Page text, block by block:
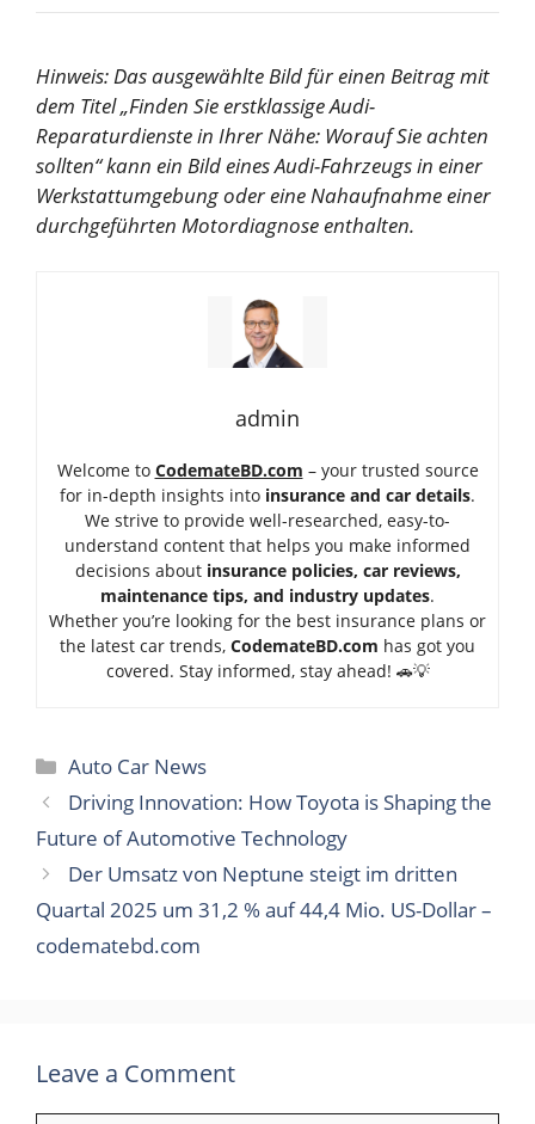
Hinweis: Das ausgewählte Bild für einen Beitrag mit
dem Titel „Finden Sie erstklassige Audi-
Reparaturdienste in Ihrer Nähe: Worauf Sie achten
sollten“ kann ein Bild eines Audi-Fahrzeugs in einer
Werkstattumgebung oder eine Nahaufnahme einer
durchgeführten Motordiagnose enthalten.
admin
Welcome to CodemateBD.com – your trusted source
for in-depth insights into insurance and car details.
We strive to provide well-researched, easy-to-
understand content that helps you make informed
decisions about insurance policies, car reviews,
maintenance tips, and industry updates.
Whether you’re looking for the best insurance plans or
the latest car trends, CodemateBD.com has got you
covered. Stay informed, stay ahead! 🚗💡
Categories
Auto Car News
Driving Innovation: How Toyota is Shaping the
Future of Automotive Technology
Der Umsatz von Neptune steigt im dritten
Quartal 2025 um 31,2 % auf 44,4 Mio. US-Dollar –
codematebd.com
Leave a Comment